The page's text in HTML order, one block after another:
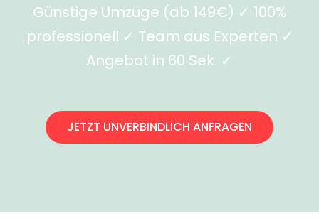
Günstige Umzüge (ab 149€) ✓ 100%
professionell ✓ Team aus Experten ✓
Angebot in 60 Sek. ✓
JETZT UNVERBINDLICH ANFRAGEN